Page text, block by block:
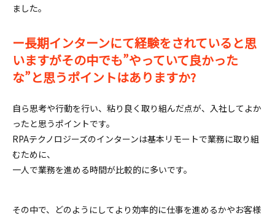
ました。
ー長期インターンにて経験をされていると思
いますがその中でも”やっていて良かった
な”と思うポイントはありますか?
自ら思考や行動を行い、粘り良く取り組んだ点が、入社してよか
ったと思うポイントです。
RPAテクノロジーズのインターンは基本リモートで業務に取り組
むために、
一人で業務を進める時間が比較的に多いです。
その中で、どのようにしてより効率的に仕事を進めるかやお客様